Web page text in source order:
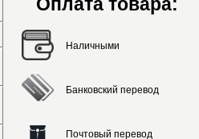
Наличными
Банковский перевод
Почтовый перевод